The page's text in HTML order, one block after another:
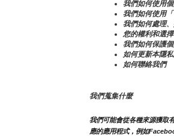
我們如何使用
我們如何使用
我們如何處理
您的權利和選擇
我們如何保護
如何更新本隱
如何聯絡我們
我們蒐集什麼
我們可能會從各種來源獲取
應的應用程式，例如